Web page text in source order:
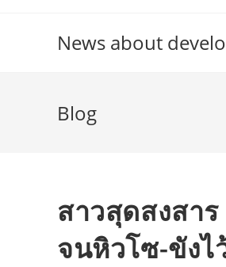
News about
Blog
สาวสุดสงสา
จนหิวโซ-ขัง